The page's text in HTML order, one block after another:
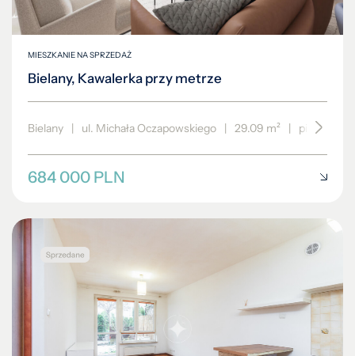
MIESZKANIE NA SPRZEDAŻ
Bielany, Kawalerka przy metrze
Bielany | ul. Michała Oczapowskiego | 29.09 m² | piętro 4/4
684 000 PLN